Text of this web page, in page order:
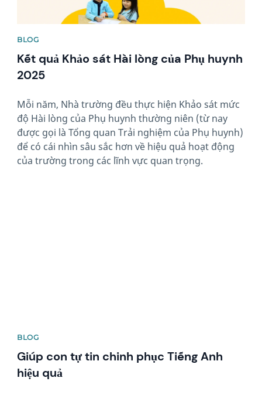
BLOG
Kết quả Khảo sát Hài lòng của Phụ huynh
2025
Mỗi năm, Nhà trường đều thực hiện Khảo sát mức
độ Hài lòng của Phụ huynh thường niên (từ nay
được gọi là Tổng quan Trải nghiệm của Phụ huynh)
để có cái nhìn sâu sắc hơn về hiệu quả hoạt động
của trường trong các lĩnh vực quan trọng.
BLOG
Giúp con tự tin chinh phục Tiếng Anh
hiệu quả